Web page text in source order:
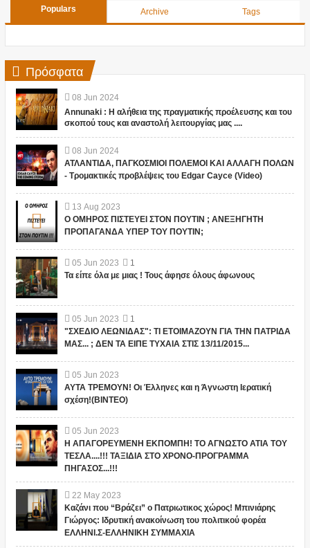
Populars Archive Tags
Πρόσφατα
08 Jun 2024
Annunaki : Η αλήθεια της πραγματικής προέλευσης και του
σκοπού τους και αναστολή λειτουργίας μας ....
08 Jun 2024
ΑΤΛΑΝΤΙΔΑ, ΠΑΓΚΟΣΜΙΟΙ ΠΟΛΕΜΟΙ ΚΑΙ ΑΛΛΑΓΗ ΠΟΛΩΝ
- Τρομακτικές προβλέψεις του Edgar Cayce (Video)
13 Aug 2023
Ο ΟΜΗΡΟΣ ΠΙΣΤΕΥΕΙ ΣΤΟΝ ΠΟΥΤΙΝ ; ΑΝΕΞΗΓΗΤΗ
ΠΡΟΠΑΓΑΝΔΑ ΥΠΕΡ ΤΟΥ ΠΟΥΤΙΝ;
05 Jun 2023
1
Τα είπε όλα με μιας ! Τους άφησε όλους άφωνους
05 Jun 2023
1
"ΣΧΕΔΙΟ ΛΕΩΝΙΔΑΣ": ΤΙ ΕΤΟΙΜΑΖΟΥΝ ΓΙΑ ΤΗΝ ΠΑΤΡΙΔΑ
ΜΑΣ... ; ΔΕΝ ΤΑ ΕΙΠΕ ΤΥΧΑΙΑ ΣΤΙΣ 13/11/2015...
05 Jun 2023
ΑΥΤΑ ΤΡΕΜΟΥΝ! Οι Έλληνες και η Άγνωστη Ιερατική
σχέση!(ΒΙΝΤΕΟ)
05 Jun 2023
Η ΑΠΑΓΟΡΕΥΜΕΝΗ ΕΚΠΟΜΠΗ! ΤΟ ΑΓΝΩΣΤΟ ΑΤΙΑ ΤΟΥ
ΤΕΣΛΑ....!!! ΤΑΞΙΔΙΑ ΣΤΟ ΧΡΟΝΟ-ΠΡΟΓΡΑΜΜΑ
ΠΗΓΑΣΟΣ...!!!
22 May 2023
Καζάνι που “Βράζει” ο Πατριωτικος χώρος! Μπινιάρης
Γιώργος: Ιδρυτική ανακοίνωση του πολιτικού φορέα
ΕΛΛΗΝΙ.Σ-ΕΛΛΗΝΙΚΗ ΣΥΜΜΑΧΙΑ